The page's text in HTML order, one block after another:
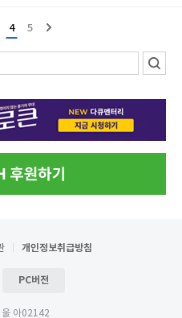
4 5
개인정보취급방침
PC버전
울 아02142